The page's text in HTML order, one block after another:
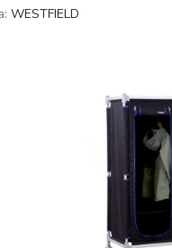
WESTFIELD